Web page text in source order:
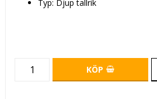
Typ: Djup tallrik
KÖP